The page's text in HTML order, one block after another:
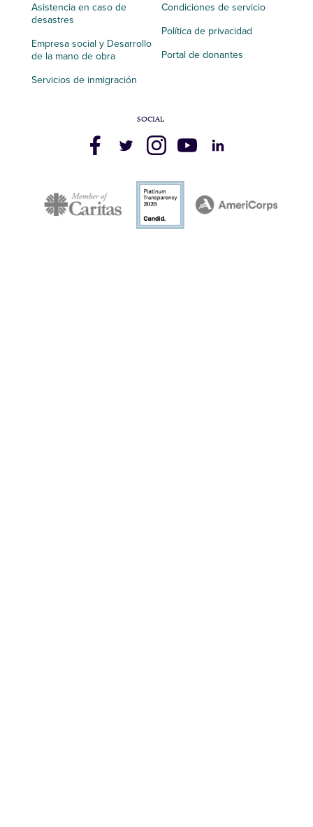
Asistencia en caso de
desastres
Empresa social y Desarrollo
de la mano de obra
Servicios de inmigración
Condiciones de servicio
Política de privacidad
Portal de donantes
SOCIAL